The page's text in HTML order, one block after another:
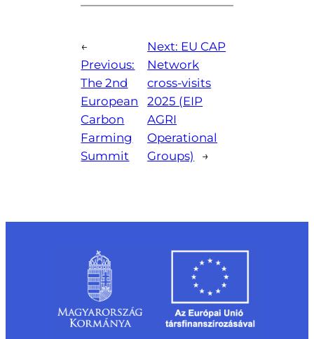
←
Previous:
The 2nd
European
Carbon
Farming
Summit
Next: EU CAP
Network
cross-visits
2025 (EIP
AGRI
Operational
Groups)
→